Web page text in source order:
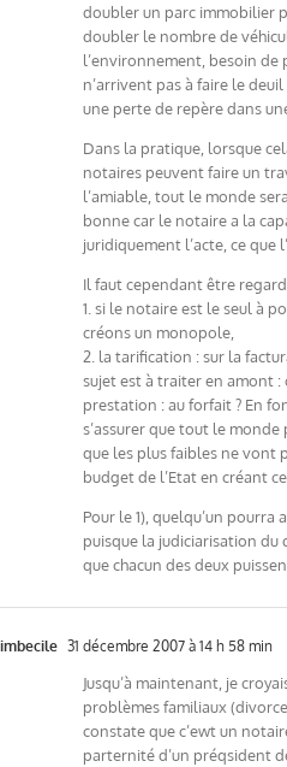
doubler un parc immobilier
doubler le nombre de
l’environnement, besoin de
n’arrivent pas à faire le
une perte de repère dans
Dans la pratique, lorsque
notaires peuvent faire un
l’amiable, tout le monde
bonne car le notaire a la
juridiquement l’acte, ce que
Il faut cependant être
1. si le notaire est le seul à
créons un monopole,
2. la tarification : sur la
sujet est à traiter en amont
prestation : au forfait ? En
s’assurer que tout le monde
que les plus faibles ne vont
budget de l’Etat en créant
Pour le 1), quelqu’un pourra
puisque la judiciarisation du
que chacun des deux
imbecile 31 décembre 2007 à 14 h 58 min
Jusqu’à maintenant, je
problèmes familiaux
constate que c’ewt un
parternité d’un préqsident